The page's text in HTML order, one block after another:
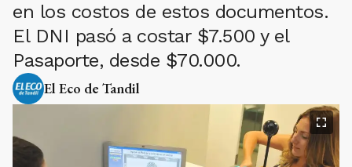
en los costos de estos documentos.
El DNI pasó a costar $7.500 y el
Pasaporte, desde $70.000.
El Eco de Tandil